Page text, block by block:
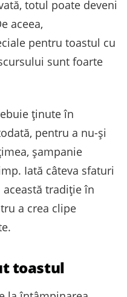
totul poate deveni
aceea,
pentru toastul cu
sunt foarte
ținute în
pentru a nu-și
șampanie
Iată câteva sfaturi
tradiție în
a crea clipe
toastul